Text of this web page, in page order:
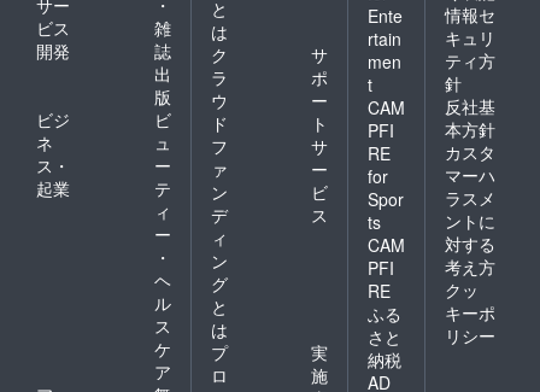
サー
ビス
開発
・
雑
誌
出
版
ビジ
ネ
ス・
起業
ビ
ュ
ー
テ
ィ
ー
・
ヘ
ル
ス
ケ
ア
と
は
ク
ラ
ウ
ド
フ
ァ
ン
デ
ィ
ン
グ
と
は
サ
ポ
ー
ト
サ
ー
ビ
ス
プ
ロ
実
施
Ente
rtain
men
t
CAM
PFI
RE
for
Spor
ts
CAM
PFI
RE
ふる
さと
納税
AD
情報セ
キュリ
ティ方
針
反社基
本方針
カスタ
マーハ
ラスメ
ントに
対する
考え方
クッ
キーポ
リシー